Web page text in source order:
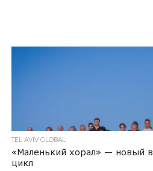
TEL AVIV GLOBAL
«Маленький хорал» — новый
цикл